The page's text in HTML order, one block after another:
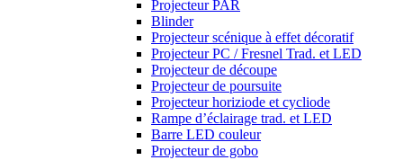
Projecteur PAR
Blinder
Projecteur scénique à effet décoratif
Projecteur PC / Fresnel Trad. et LED
Projecteur de découpe
Projecteur de poursuite
Projecteur horiziode et cycliode
Rampe d’éclairage trad. et LED
Barre LED couleur
Projecteur de gobo